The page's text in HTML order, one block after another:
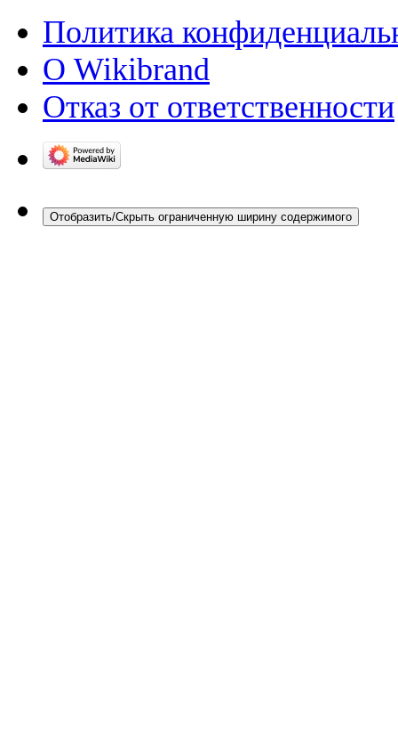
Политика
О Wikibrand
Отказ от ответственности
Отобразить/Скрыть ограниченную ширину содержимого